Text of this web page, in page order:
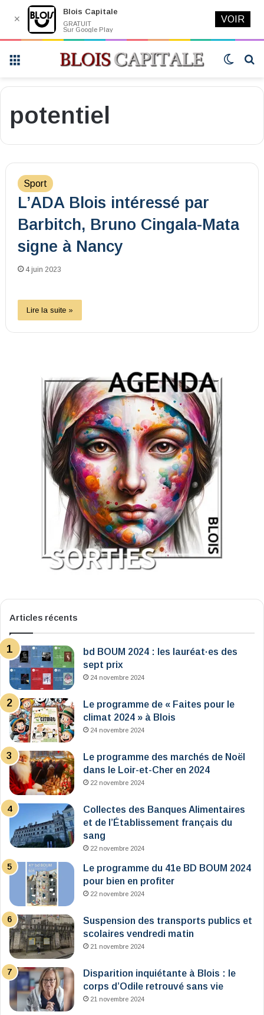
Switch
potentiel
Sport
L’ADA Blois intéressé par
Barbitch, Bruno Cingala-Mata
signe à Nancy
4 juin 2023
Lire la suite »
Articles récents
bd BOUM 2024 : les lauréat·es des
sept prix
24 novembre 2024
Le programme de « Faites pour le
climat 2024 » à Blois
24 novembre 2024
Le programme des marchés de Noël
dans le Loir-et-Cher en 2024
22 novembre 2024
Collectes des Banques Alimentaires
et de l’Établissement français du
sang
22 novembre 2024
Le programme du 41e BD BOUM 2024
pour bien en profiter
22 novembre 2024
Suspension des transports publics et
scolaires vendredi matin
21 novembre 2024
Disparition inquiétante à Blois : le
corps d’Odile retrouvé sans vie
21 novembre 2024
✕
Blois Capitale
GRATUIT
Sur Google Play
VOIR